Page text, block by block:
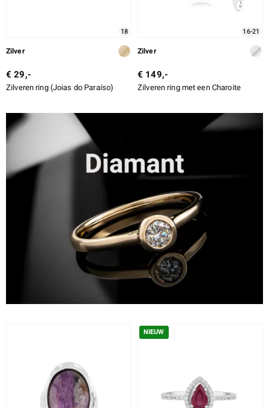
18
Zilver
€ 29,-
Zilveren ring (Joias do Paraíso)
16-21
Zilver
€ 149,-
Zilveren ring met een Charoite
NIEUW